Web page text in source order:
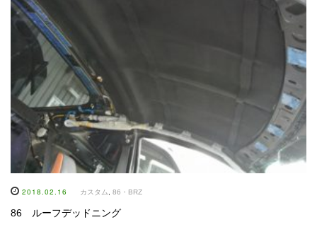
2018.02.16 カスタム, 86・BRZ
86 ルーフデッドニング